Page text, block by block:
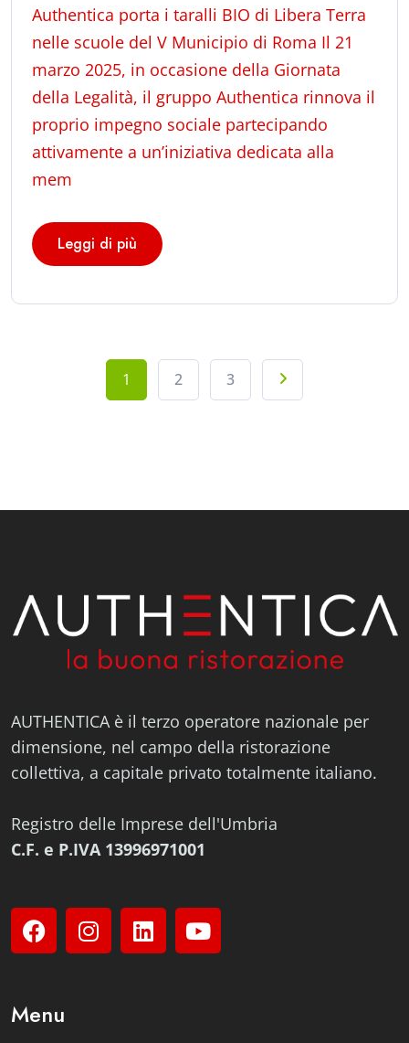
Authentica porta i taralli BIO di Libera Terra
nelle scuole del V Municipio di Roma Il 21
marzo 2025, in occasione della Giornata
della Legalità, il gruppo Authentica rinnova il
proprio impegno sociale partecipando
attivamente a un’iniziativa dedicata alla
mem
Leggi di più
1 2 3
AUTHENTICA è il terzo operatore nazionale per
dimensione, nel campo della ristorazione
collettiva, a capitale privato totalmente italiano.
Registro delle Imprese dell'Umbria
C.F. e P.IVA 13996971001
Menu